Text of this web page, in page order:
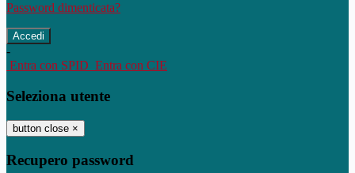
Password dimenticata?
-
Entra con SPID Entra con CIE
Seleziona utente
button close ×
Recupero password